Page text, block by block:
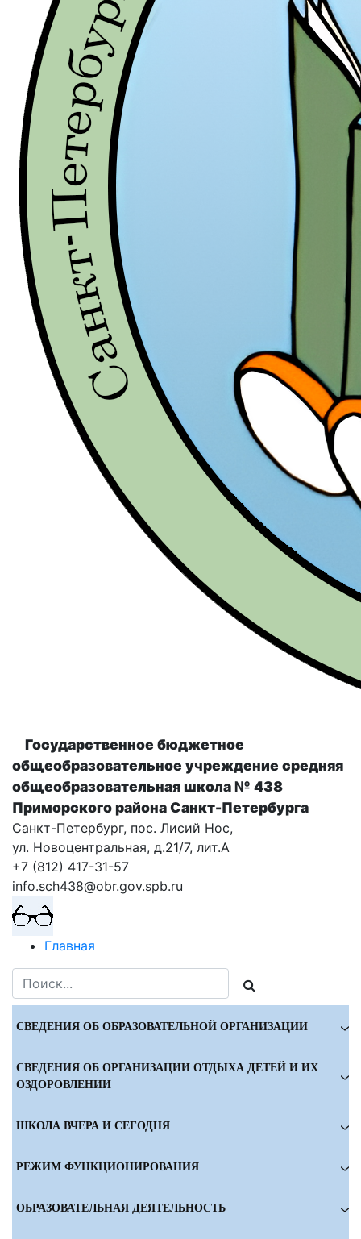
Государственное бюджетное
общеобразовательное учреждение cредняя
общеобразовательная школа № 438
Приморского района Санкт-Петербурга
Санкт-Петербург, пос. Лисий Нос,
ул. Новоцентральная, д.21/7, лит.А
+7 (812) 417-31-57
info.sch438@obr.gov.spb.ru
Главная
СВЕДЕНИЯ ОБ ОБРАЗОВАТЕЛЬНОЙ ОРГАНИЗАЦИИ
СВЕДЕНИЯ ОБ ОРГАНИЗАЦИИ ОТДЫХА ДЕТЕЙ И ИХ
ОЗДОРОВЛЕНИИ
ШКОЛА ВЧЕРА И СЕГОДНЯ
РЕЖИМ ФУНКЦИОНИРОВАНИЯ
ОБРАЗОВАТЕЛЬНАЯ ДЕЯТЕЛЬНОСТЬ